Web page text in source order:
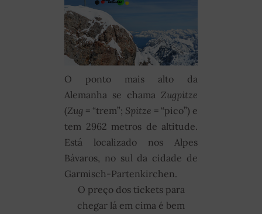
O ponto mais alto da
Alemanha se chama Zugpitze
(Zug = “trem”; Spitze = “pico”) e
tem 2962 metros de altitude.
Está localizado nos Alpes
Bávaros, no sul da cidade de
Garmisch-Partenkirchen.
O preço dos tickets para
chegar lá em cima é bem